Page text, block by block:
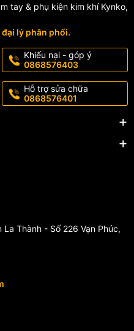
tay & phụ kiện kim khí Kynko,
lý phân phối.
Khiếu nại - góp ý
0868576403
Hỗ trợ sửa chữa
0868576401
Thành - Số 226 Vạn Phúc,